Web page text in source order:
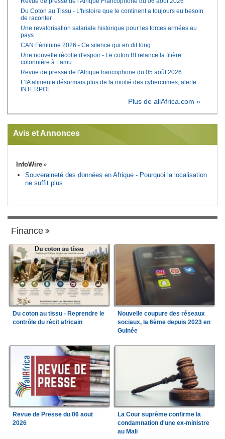
Du Coton au Tissu - L'histoire que le continent a toujours eu besoin
de raconter
Une revalorisation salariale historique pour les forces armées au
pays
CAN Féminine 2026 - Ce silence qui en dit long
Une nouvelle récolte d'espoir - Le coton Bt relance la filière
cotonnière à Lamu
Revue de presse de l'Afrique francophone du 05 août 2026
L'IA alimente désormais plus de la moitié des cybercrimes, alerte
INTERPOL
Plus de allAfrica.com »
Avis et Annonces
InfoWire
Souveraineté des données en Afrique - Pourquoi la localisation
ne suffit plus
Finance
Du coton au tissu - Reprendre le
contrôle du récit africain
Nouvelle coupure des réseaux
sociaux, la 6ème depuis 2023 en
Guinée
Revue de Presse du 06 aout
2026
La Cour suprême confirme la
condamnation d'une ex-ministre
au Mali